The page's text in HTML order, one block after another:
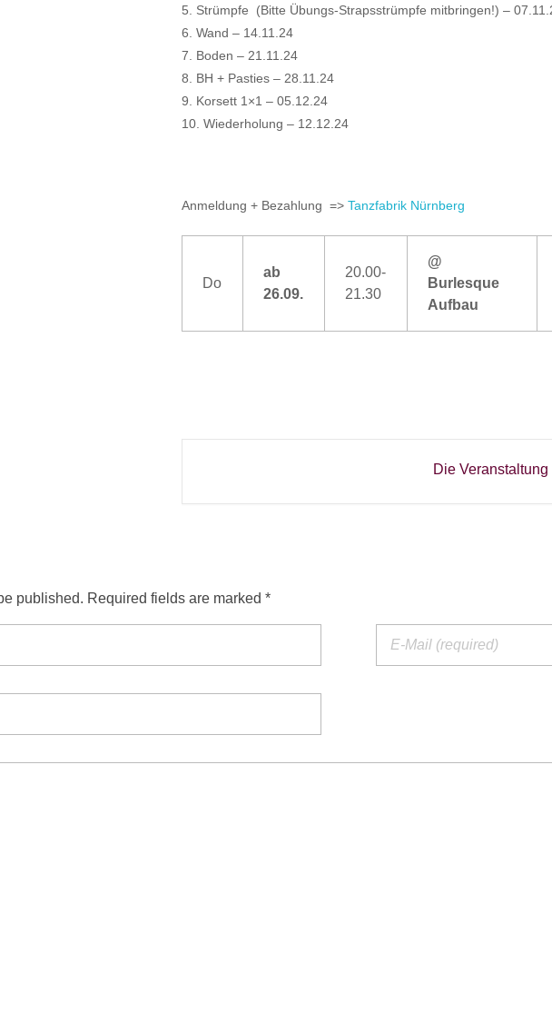
5. Strümpfe (Bitte Übungs-Strapsstrümpfe mitbringen!) –
6. Wand – 14.11.24
7. Boden – 21.11.24
8. BH + Pasties – 28.11.24
9. Korsett 1×1 – 05.12.24
10. Wiederholung – 12.12.24
Anmeldung + Bezahlung => Tanzfabrik Nürnberg
Do
ab
26.09.
20.00-
21.30
@
Burlesque
Aufbau
Die
published. Required fields are marked *